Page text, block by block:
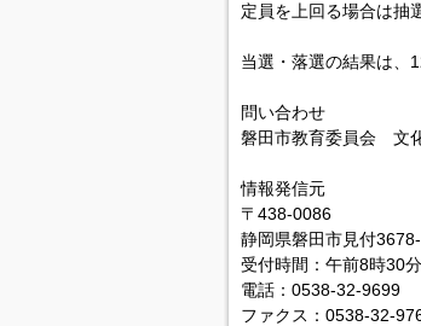
定員を上回る場合は抽
当選・落選の結果は、
問い合わせ
磐田市教育委員会 文
情報発信元
〒438-0086
静岡県磐田市見付
受付時間：午前8時30
電話：0538-32-9699
ファクス：0538-32-